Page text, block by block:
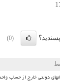
(0)